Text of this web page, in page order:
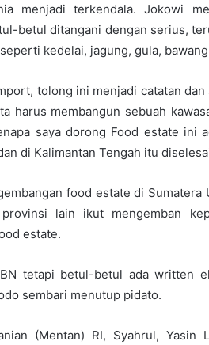
menjadi terkendala. Jokowi
betul ditangani dengan serius,
kedelai, jagung, gula,
tolong ini menjadi catatan
harus membangun sebuah
saya dorong Food estate ini
di Kalimantan Tengah itu
food estate di Sumatera
lain ikut mengemban
estate.
tetapi betul-betul ada written
sembari menutup pidato.
(Mentan) RI, Syahrul, Yasin